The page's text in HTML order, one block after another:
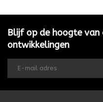
Blijf op de hoogte van
ontwikkelingen